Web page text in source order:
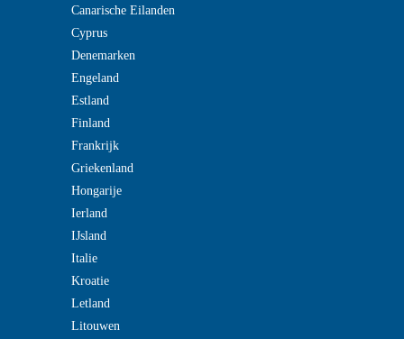
Canarische Eilanden
Cyprus
Denemarken
Engeland
Estland
Finland
Frankrijk
Griekenland
Hongarije
Ierland
IJsland
Italie
Kroatie
Letland
Litouwen